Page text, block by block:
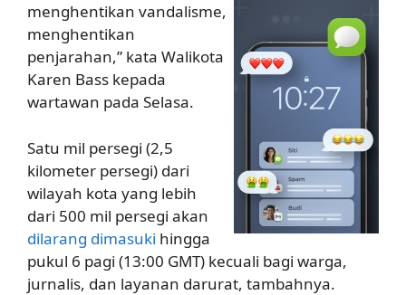
menghentikan vandalisme,
menghentikan
penjarahan,” kata Walikota
Karen Bass kepada
wartawan pada Selasa.
Satu mil persegi (2,5
kilometer persegi) dari
wilayah kota yang lebih
dari 500 mil persegi akan
dilarang dimasuki hingga
pukul 6 pagi (13:00 GMT) kecuali bagi warga,
jurnalis, dan layanan darurat, tambahnya.